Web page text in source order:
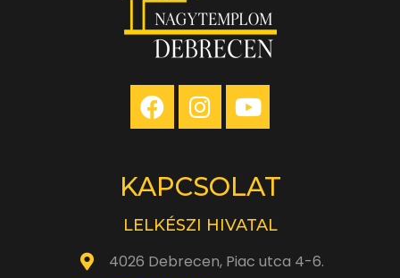
KAPCSOLAT
LELKÉSZI HIVATAL
4026 Debrecen, Piac utca 4-6.